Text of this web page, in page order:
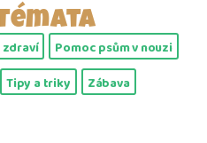
zdraví
Pomoc psům v nouzi
Tipy a triky Zábava